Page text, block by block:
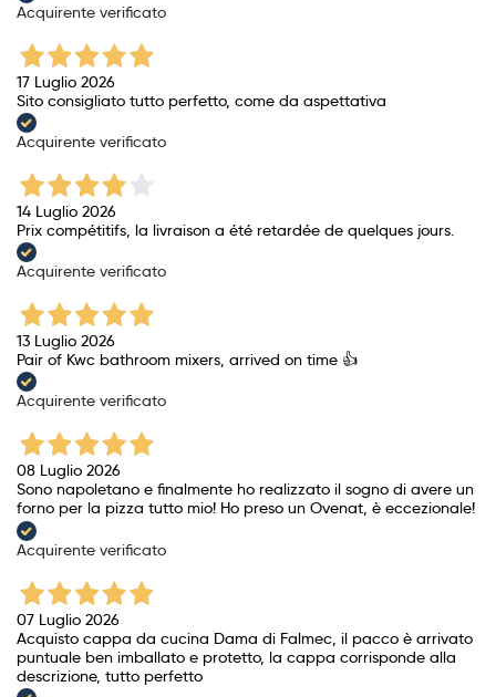
Acquirente verificato
17 Luglio 2026
Sito consigliato tutto perfetto, come da aspettativa
Acquirente verificato
14 Luglio 2026
Prix ​​compétitifs, la livraison a été retardée de quelques jours.
Acquirente verificato
13 Luglio 2026
Pair of Kwc bathroom mixers, arrived on time 👍
Acquirente verificato
08 Luglio 2026
Sono napoletano e finalmente ho realizzato il sogno di avere un
forno per la pizza tutto mio! Ho preso un Ovenat, è eccezionale!
Acquirente verificato
07 Luglio 2026
Acquisto cappa da cucina Dama di Falmec, il pacco è arrivato
puntuale ben imballato e protetto, la cappa corrisponde alla
descrizione, tutto perfetto